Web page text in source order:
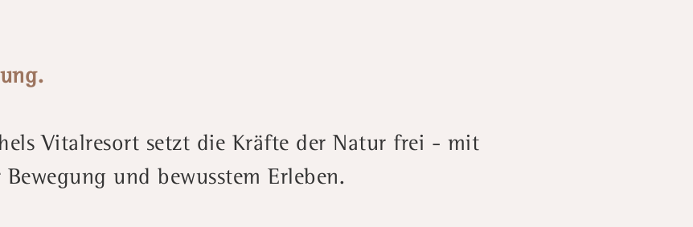
Vitalresort setzt die Kräfte der Natur frei - mit
und bewusstem Erleben.